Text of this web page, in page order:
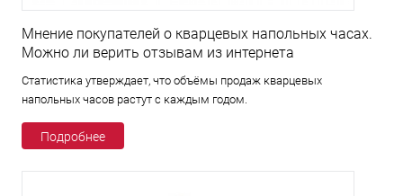
Мнение покупателей о кварцевых напольных часах.
Можно ли верить отзывам из интернета
Статистика утверждает, что объёмы продаж кварцевых
напольных часов растут с каждым годом.
Подробнее